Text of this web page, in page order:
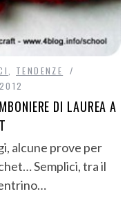
, TENDENZE
DI LAUREA A
alcune prove per
Semplici, tra il